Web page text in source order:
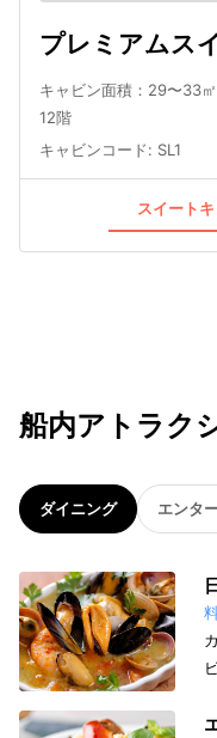
プレミアムス
キャビン面積：29〜33
12階
キャビンコード: SL1
スイート
船内アトラク
ダイニング エンタ